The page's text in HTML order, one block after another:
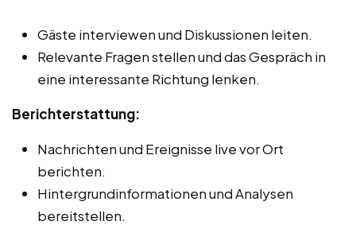
Gäste interviewen und Diskussionen leiten.
Relevante Fragen stellen und das Gespräch in
eine interessante Richtung lenken.
Berichterstattung:
Nachrichten und Ereignisse live vor Ort
berichten.
Hintergrundinformationen und Analysen
bereitstellen.